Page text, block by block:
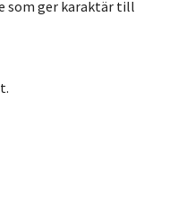
som ger karaktär till